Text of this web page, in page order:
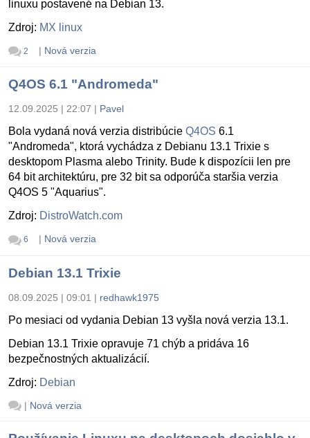
linuxu postavené na Debian 13.
Zdroj: MX linux
2 | Nová verzia
Q4OS 6.1 "Andromeda"
12.09.2025 | 22:07 | Pavel
Bola vydaná nová verzia distribúcie Q4OS 6.1
"Andromeda", ktorá vychádza z Debianu 13.1 Trixie s
desktopom Plasma alebo Trinity. Bude k dispozícii len pre
64 bit architektúru, pre 32 bit sa odporúča staršia verzia
Q4OS 5 "Aquarius".
Zdroj: DistroWatch.com
6 | Nová verzia
Debian 13.1 Trixie
08.09.2025 | 09:01 | redhawk1975
Po mesiaci od vydania Debian 13 vyšla nová verzia 13.1.
Debian 13.1 Trixie opravuje 71 chýb a pridáva 16
bezpečnostných aktualizácií.
Zdroj: Debian
| Nová verzia